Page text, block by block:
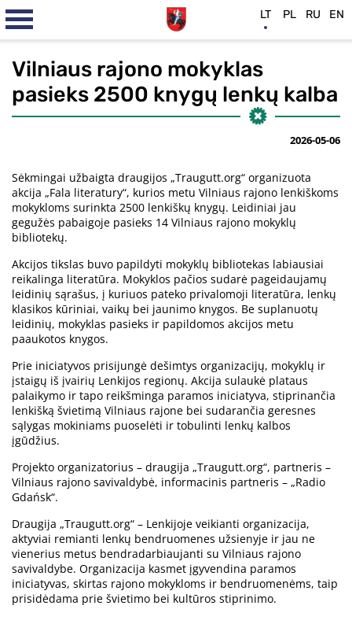
Vilniaus rajono mokyklas
pasieks 2500 knygų lenkų kalba
2026-05-06
Sėkmingai užbaigta draugijos „Traugutt.org“ organizuota
akcija „Fala literatury“, kurios metu Vilniaus rajono lenkiškoms
mokykloms surinkta 2500 lenkiškų knygų. Leidiniai jau
gegužės pabaigoje pasieks 14 Vilniaus rajono mokyklų
bibliotekų.
Akcijos tikslas buvo papildyti mokyklų bibliotekas labiausiai
reikalinga literatūra. Mokyklos pačios sudarė pageidaujamų
leidinių sąrašus, į kuriuos pateko privalomoji literatūra, lenkų
klasikos kūriniai, vaikų bei jaunimo knygos. Be suplanuotų
leidinių, mokyklas pasieks ir papildomos akcijos metu
paaukotos knygos.
Prie iniciatyvos prisijungė dešimtys organizacijų, mokyklų ir
įstaigų iš įvairių Lenkijos regionų. Akcija sulaukė plataus
palaikymo ir tapo reikšminga paramos iniciatyva, stiprinančia
lenkišką švietimą Vilniaus rajone bei sudarančia geresnes
sąlygas mokiniams puoselėti ir tobulinti lenkų kalbos
įgūdžius.
Projekto organizatorius – draugija „Traugutt.org“, partneris –
Vilniaus rajono savivaldybė, informacinis partneris – „Radio
Gdańsk“.
Draugija „Traugutt.org“ – Lenkijoje veikianti organizacija,
aktyviai remianti lenkų bendruomenes užsienyje ir jau ne
vienerius metus bendradarbiaujanti su Vilniaus rajono
savivaldybe. Organizacija kasmet įgyvendina paramos
iniciatyvas, skirtas rajono mokykloms ir bendruomenėms, taip
prisidėdama prie švietimo bei kultūros stiprinimo.
LT PL RU EN